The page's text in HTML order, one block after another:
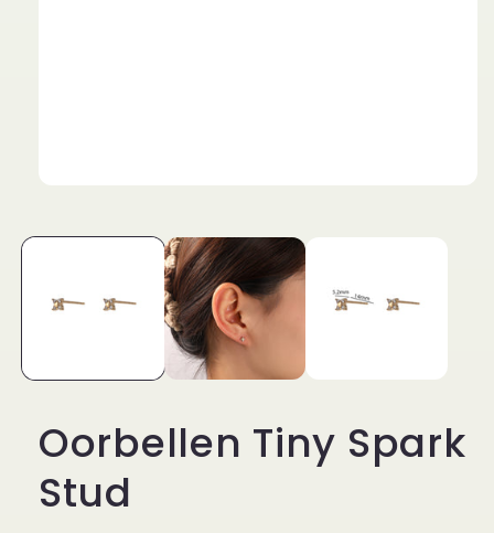
in
Oorbellen Tiny Spark
Stud